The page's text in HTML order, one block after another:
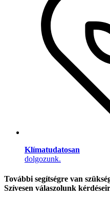
Klímatudatosan
dolgozunk.
További segítségre van
Szívesen válaszolunk